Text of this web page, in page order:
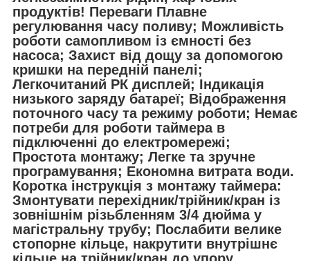
продуктів! Переваги Плавне
регулювання часу поливу; Можливість
роботи самопливом із ємності без
насоса; Захист від дощу за допомогою
кришки на передній панелі;
Легкочитаний РК дисплей; Індикація
низького заряду батареї; Відображення
поточного часу та режиму роботи; Немає
потреби для роботи таймера в
підключенні до електромережі;
Простота монтажу; Легке та зручне
програмування; Економна витрата води.
Коротка інструкція з монтажу таймера:
Змонтувати перехідник/трійник/кран із
зовнішнім різьбленням 3/4 дюйма у
магістральну трубу; Послабити велике
стопорне кільце, накрутити внутрішнє